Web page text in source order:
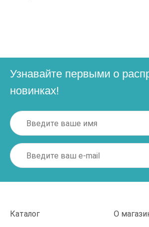
Узнавайте первыми о
новинках!
Каталог О